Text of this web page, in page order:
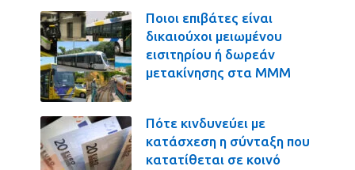
Ποιοι επιβάτες είναι
δικαιούχοι μειωμένου
εισιτηρίου ή δωρεάν
μετακίνησης στα ΜΜΜ
Πότε κινδυνεύει με
κατάσχεση η σύνταξη που
κατατίθεται σε κοινό